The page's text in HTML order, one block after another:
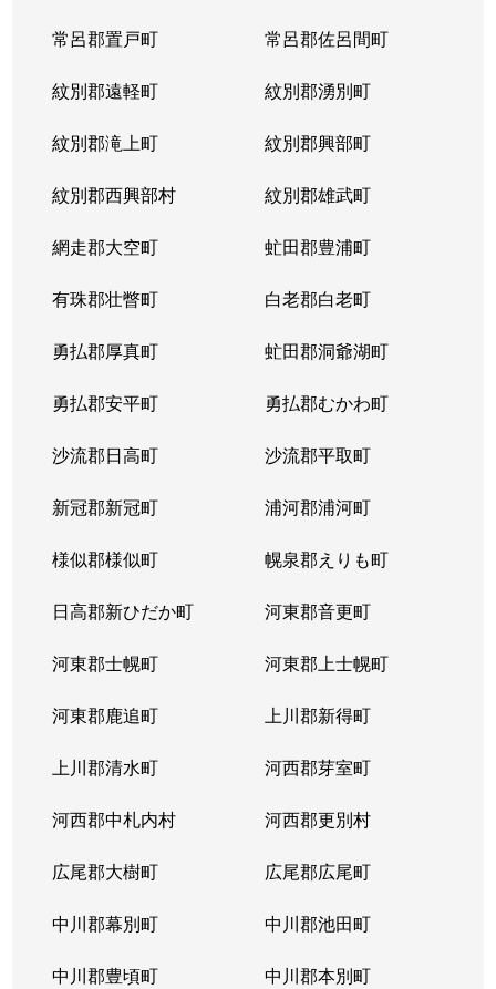
常呂郡置戸町 常呂郡佐呂間町
紋別郡遠軽町 紋別郡湧別町
紋別郡滝上町 紋別郡興部町
紋別郡西興部村 紋別郡雄武町
網走郡大空町 虻田郡豊浦町
有珠郡壮瞥町 白老郡白老町
勇払郡厚真町 虻田郡洞爺湖町
勇払郡安平町 勇払郡むかわ町
沙流郡日高町 沙流郡平取町
新冠郡新冠町 浦河郡浦河町
様似郡様似町 幌泉郡えりも町
日高郡新ひだか町 河東郡音更町
河東郡士幌町 河東郡上士幌町
河東郡鹿追町 上川郡新得町
上川郡清水町 河西郡芽室町
河西郡中札内村 河西郡更別村
広尾郡大樹町 広尾郡広尾町
中川郡幕別町 中川郡池田町
中川郡豊頃町 中川郡本別町